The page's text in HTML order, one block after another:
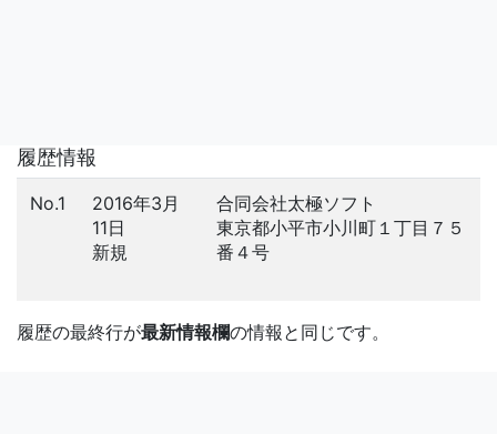
履歴情報
No.1
2016年3月
11日
新規
合同会社太極ソフト
東京都小平市小川町１丁目７５
番４号
履歴の最終行が最新情報欄の情報と同じです。